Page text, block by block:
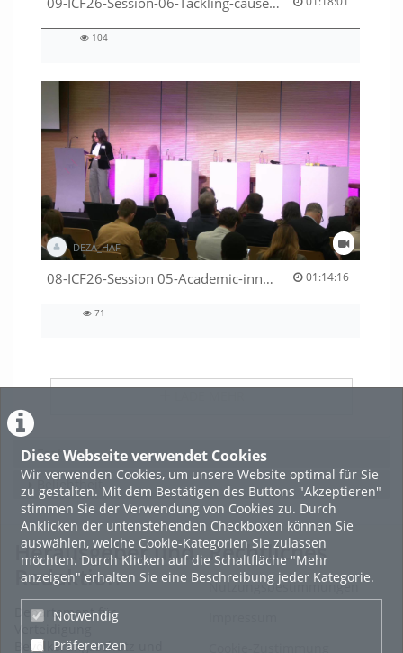
Diese Webseite verwendet Cookies
Wir verwenden Cookies, um unsere Website optimal für Sie
zu gestalten. Mit dem Bestätigen des Buttons "Akzeptieren"
stimmen Sie der Verwendung von Cookies zu. Durch
Anklicken der untenstehenden Checkboxen können Sie
auswählen, welche Cookie-Kategorien Sie zulassen
möchten. Durch Klicken auf die Schaltfläche "Mehr
anzeigen" erhalten Sie eine Beschreibung jeder Kategorie.
Notwendig
Präferenzen
104
DEZA_HAF
08-ICF26-Session 05-Academic-innovation-meets-international-cooperation-53529531670001791 01:14:16
01:14:16 duration
71
Featured
Beliebtheit
Herausgeber und
Redaktion
Departement für
Bevölkerungsschutz und
Rechtliches
Nutzungsbestimmungen